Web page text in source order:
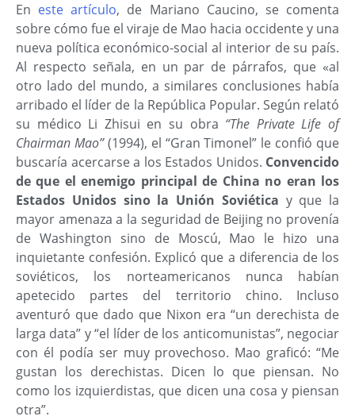
En este artículo, de Mariano Caucino, se comenta
sobre cómo fue el viraje de Mao hacia occidente y una
nueva política económico-social al interior de su país.
Al respecto señala, en un par de párrafos, que «al
otro lado del mundo, a similares conclusiones había
arribado el líder de la República Popular. Según relató
su médico Li Zhisui en su obra “The Private Life of
Chairman Mao”(1994), el “Gran Timonel” le confió que
buscaría acercarse a los Estados Unidos. Convencido
de que el enemigo principal de China no eran los
Estados Unidos sino la Unión Soviética y que la
mayor amenaza a la seguridad de Beijing no provenía
de Washington sino de Moscú, Mao le hizo una
inquietante confesión. Explicó que a diferencia de los
soviéticos, los norteamericanos nunca habían
apetecido partes del territorio chino. Incluso
aventuró que dado que Nixon era “un derechista de
larga data” y “el líder de los anticomunistas”, negociar
con él podía ser muy provechoso. Mao graficó: “Me
gustan los derechistas. Dicen lo que piensan. No
como los izquierdistas, que dicen una cosa y piensan
otra”.